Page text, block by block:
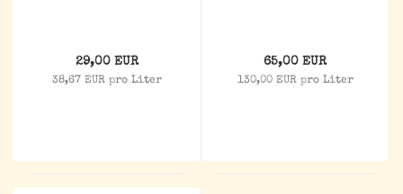
29,00 EUR
38,67 EUR pro Liter
65,00 EUR
130,00 EUR pro Liter